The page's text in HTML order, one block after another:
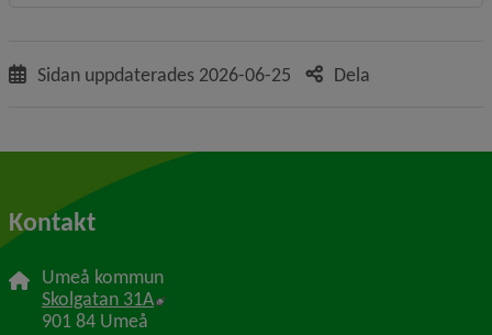
Sidan uppdaterades 2026-06-25 Dela
Kontakt
Umeå kommun
Skolgatan 31A Länk till annan webbplats, öppnas i nytt
901 84 Umeå